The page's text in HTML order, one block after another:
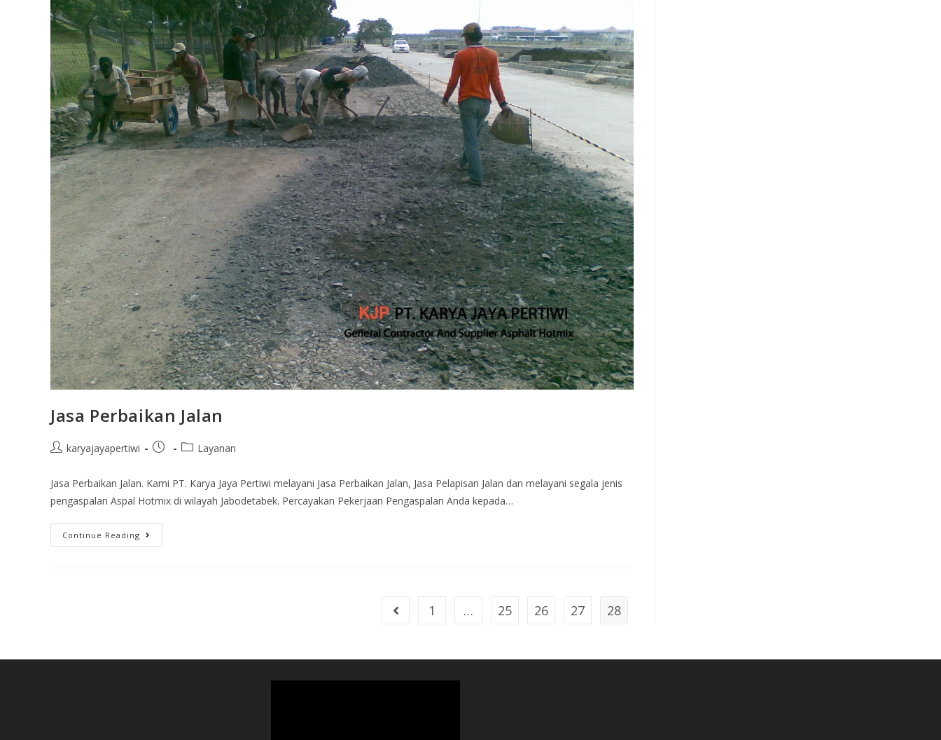
Jasa Perbaikan Jalan
karyajayapertiwi Layanan
Jasa Perbaikan Jalan. Kami PT. Karya Jaya Pertiwi melayani Jasa Perbaikan Jalan, Jasa Pelapisan Jalan dan melayani segala jenis
pengaspalan Aspal Hotmix di wilayah Jabodetabek. Percayakan Pekerjaan Pengaspalan Anda kepada…
Continue Reading
1 … 25 26 27 28